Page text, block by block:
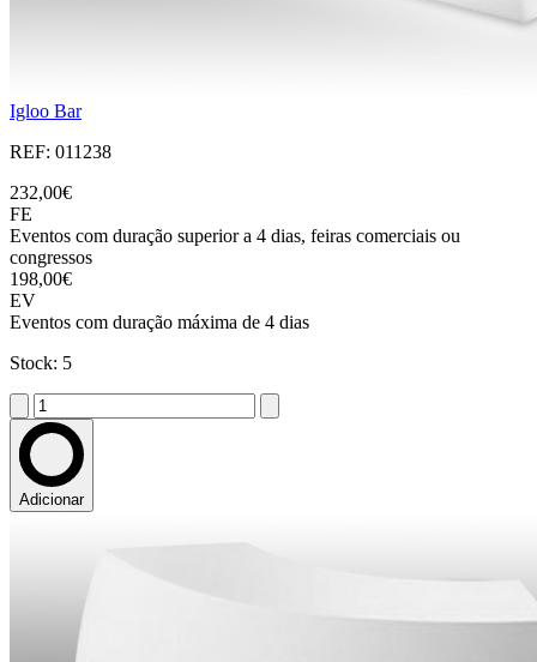
Igloo Bar
REF: 011238
232,00€
FE
Eventos com duração superior a 4 dias, feiras comerciais ou
congressos
198,00€
EV
Eventos com duração máxima de 4 dias
Stock: 5
Adicionar